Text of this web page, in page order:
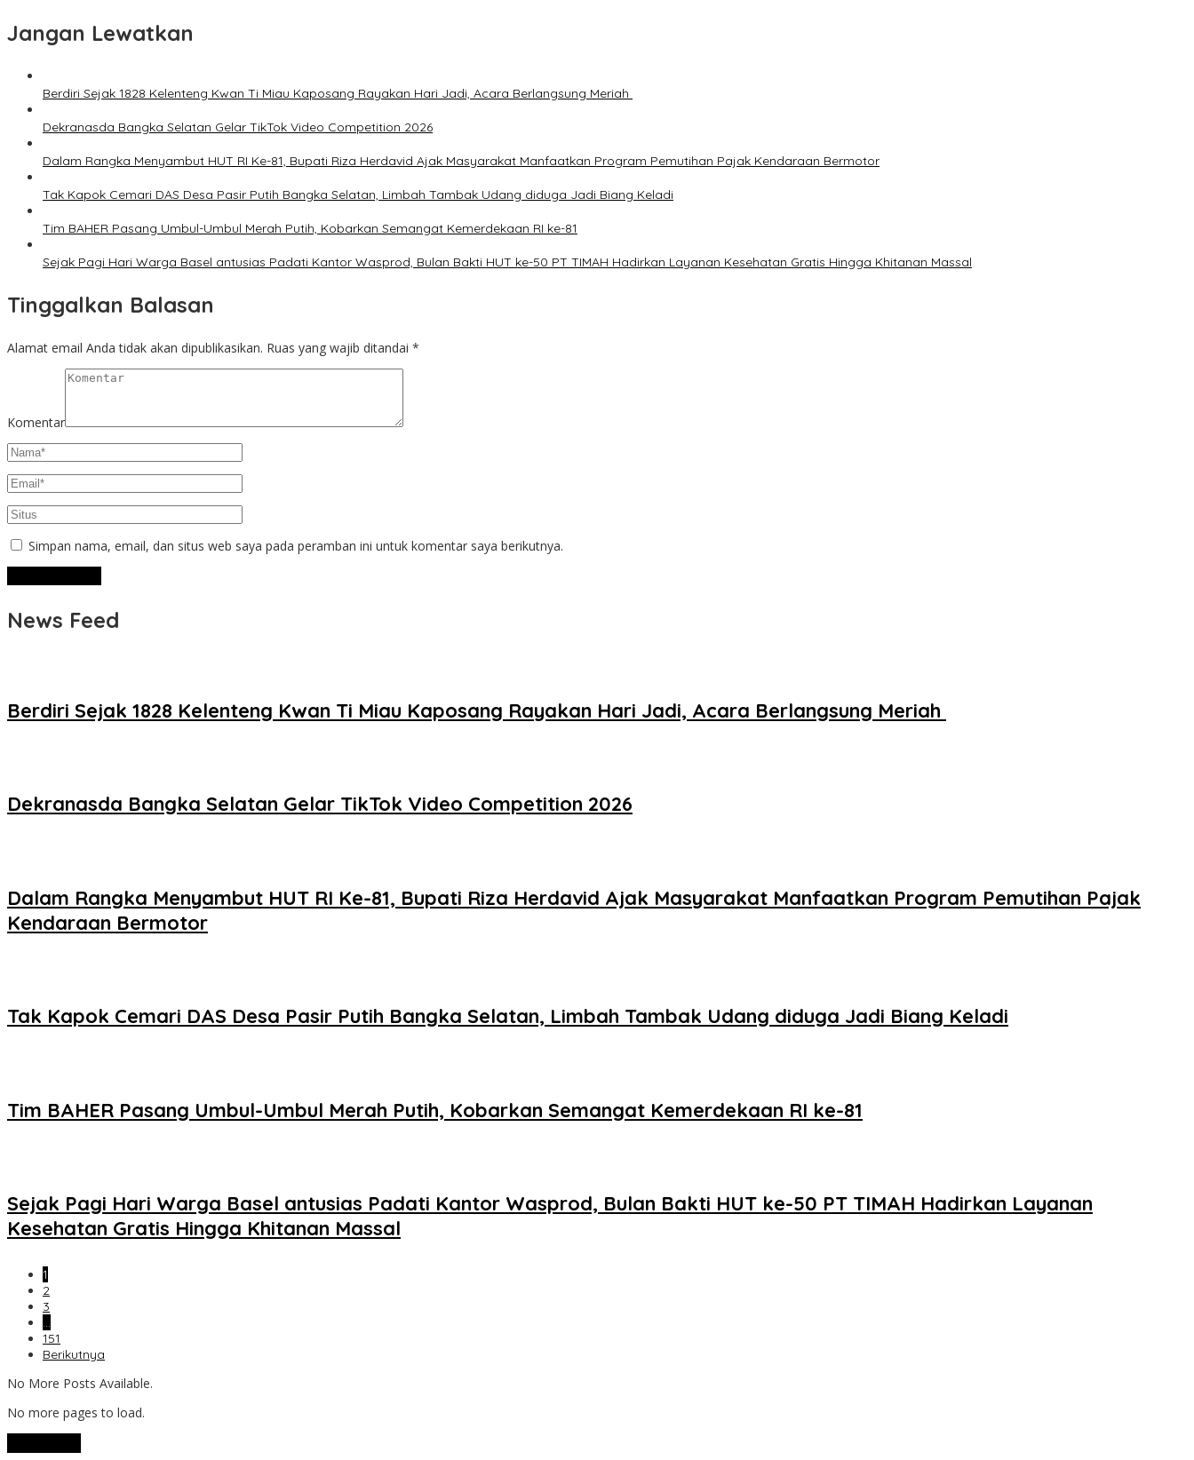
Jangan Lewatkan
Berdiri Sejak 1828 Kelenteng Kwan Ti Miau Kaposang Rayakan Hari Jadi, Acara Berlangsung Meriah
Dekranasda Bangka Selatan Gelar TikTok Video Competition 2026
Dalam Rangka Menyambut HUT RI Ke-81, Bupati Riza Herdavid Ajak Masyarakat Manfaatkan Program Pemutihan Pajak Kendaraan Bermotor
Tak Kapok Cemari DAS Desa Pasir Putih Bangka Selatan, Limbah Tambak Udang diduga Jadi Biang Keladi
Tim BAHER Pasang Umbul-Umbul Merah Putih, Kobarkan Semangat Kemerdekaan RI ke-81
Sejak Pagi Hari Warga Basel antusias Padati Kantor Wasprod, Bulan Bakti HUT ke-50 PT TIMAH Hadirkan Layanan Kesehatan Gratis Hingga Khitanan Massal
Tinggalkan Balasan
Alamat email Anda tidak akan dipublikasikan. Ruas yang wajib ditandai *
Komentar
Simpan nama, email, dan situs web saya pada peramban ini untuk komentar saya berikutnya.
News Feed
Berdiri Sejak 1828 Kelenteng Kwan Ti Miau Kaposang Rayakan Hari Jadi, Acara Berlangsung Meriah
Dekranasda Bangka Selatan Gelar TikTok Video Competition 2026
Dalam Rangka Menyambut HUT RI Ke-81, Bupati Riza Herdavid Ajak Masyarakat Manfaatkan Program Pemutihan Pajak
Kendaraan Bermotor
Tak Kapok Cemari DAS Desa Pasir Putih Bangka Selatan, Limbah Tambak Udang diduga Jadi Biang Keladi
Tim BAHER Pasang Umbul-Umbul Merah Putih, Kobarkan Semangat Kemerdekaan RI ke-81
Sejak Pagi Hari Warga Basel antusias Padati Kantor Wasprod, Bulan Bakti HUT ke-50 PT TIMAH Hadirkan Layanan
Kesehatan Gratis Hingga Khitanan Massal
1
2
3
…
151
Berikutnya
No More Posts Available.
No more pages to load.